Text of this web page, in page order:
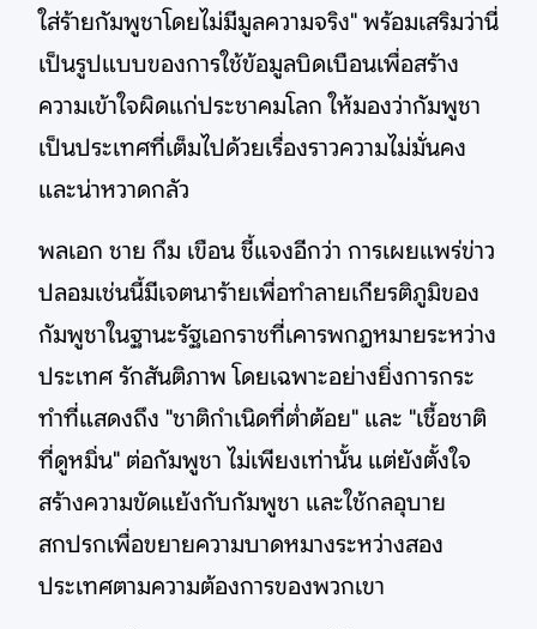
ใส่ร้ายกัมพูชาโดยไม่มีมูลความจริง" พร้อมเสริมว่านี่
เป็นรูปแบบของการใช้ข้อมูลบิดเบือนเพื่อสร้าง
ความเข้าใจผิดแก่ประชาคมโลก ให้มองว่ากัมพูชา
เป็นประเทศที่เต็มไปด้วยเรื่องราวความไม่มั่นคง
และน่าหวาดกลัว
พลเอก ชาย กึม เขือน ชี้แจงอีกว่า การเผยแพร่ข่าว
ปลอมเช่นนี้มีเจตนาร้ายเพื่อทำลายเกียรติภูมิของ
กัมพูชาในฐานะรัฐเอกราชที่เคารพกฎหมายระหว่าง
ประเทศ รักสันติภาพ โดยเฉพาะอย่างยิ่งการกระ
ทำที่แสดงถึง "ชาติกำเนิดที่ต่ำต้อย" และ "เชื้อชาติ
ที่ดูหมิ่น" ต่อกัมพูชา ไม่เพียงเท่านั้น แต่ยังตั้งใจ
สร้างความขัดแย้งกับกัมพูชา และใช้กลอุบาย
สกปรกเพื่อขยายความบาดหมางระหว่างสอง
ประเทศตามความต้องการของพวกเขา